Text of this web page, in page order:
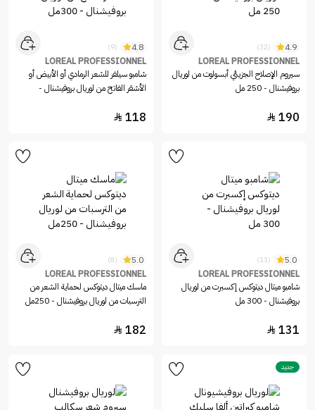
4.9
(32)
LOREAL PROFESSIONNEL
سيروم الإصلاح الجزيئي أبسولوت من لوريال
بروفيشنال - 250 مل
190

4.8
(9)
LOREAL PROFESSIONNEL
شامبو سيلفر للشعر الرمادي أو الأبيض أو
الأشقر الفاتح من لوريال بروفيشنال -
118

5.0
(11)
LOREAL PROFESSIONNEL
شامبو ميتال ديتوكس إكسبرت من لوريال
بروفيشنال - 300 مل
131

5.0
(8)
LOREAL PROFESSIONNEL
ماسك ميتال ديتوكس لحماية الشعر من
الترسبات من لوريال بروفيشنال - 250مل
182

جديد